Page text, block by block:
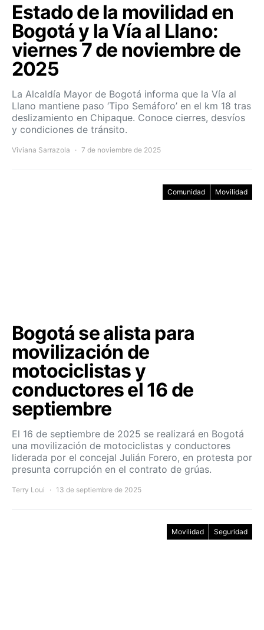
Estado de la movilidad en
Bogotá y la Vía al Llano:
viernes 7 de noviembre de
2025
La Alcaldía Mayor de Bogotá informa que la Vía al
Llano mantiene paso ‘Tipo Semáforo’ en el km 18 tras
deslizamiento en Chipaque. Conoce cierres, desvíos
y condiciones de tránsito.
Viviana Sarrazola 7 de noviembre de 2025
Comunidad Movilidad
Bogotá se alista para
movilización de
motociclistas y
conductores el 16 de
septiembre
El 16 de septiembre de 2025 se realizará en Bogotá
una movilización de motociclistas y conductores
liderada por el concejal Julián Forero, en protesta por
presunta corrupción en el contrato de grúas.
Terry Loui 13 de septiembre de 2025
Movilidad Seguridad